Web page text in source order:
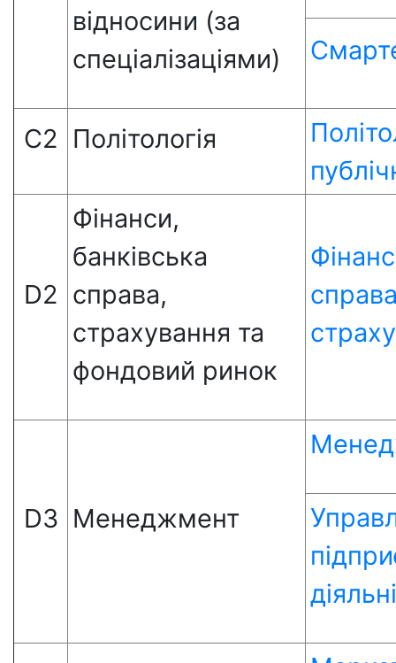
відносини (за
спеціалізаціями)
С2 Політологія
D2
Фінанси,
банківська
справа,
страхування та
фондовий ринок
D3 Менеджмент